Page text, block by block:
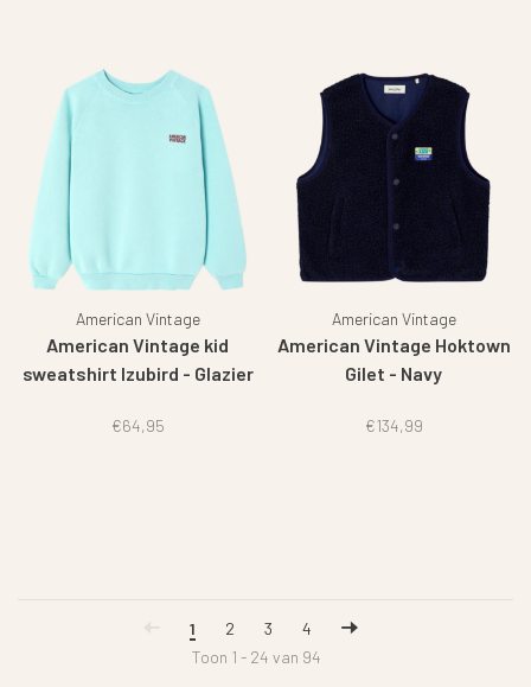
American Vintage
American Vintage kid
sweatshirt Izubird - Glazier
€64,95
American Vintage
American Vintage Hoktown
Gilet - Navy
€134,99
1 2 3
4
Toon 1 - 24 van 94